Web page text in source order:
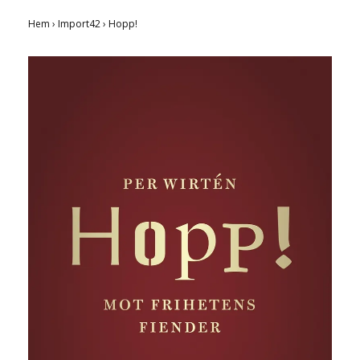
Hem › Import42› Hopp!